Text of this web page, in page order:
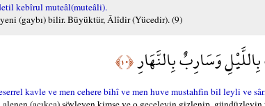
kebîrul muteâl(muteâli).
(gaybı) bilir. Büyüktür, Âlîdir (Yücedir). (9)
وَسَارِبٌ بِالنَّهَارِ﴿١٠﴾
kavle ve men cehere bihî ve men huve mustahfin bil leyli ve